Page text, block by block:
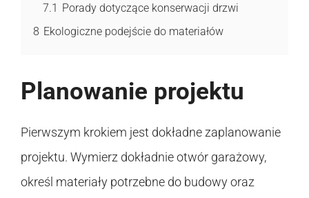
7.1 Porady dotyczące konserwacji drzwi
8 Ekologiczne podejście do materiałów
Planowanie projektu
Pierwszym krokiem jest dokładne zaplanowanie
projektu. Wymierz dokładnie otwór garażowy,
określ materiały potrzebne do budowy oraz